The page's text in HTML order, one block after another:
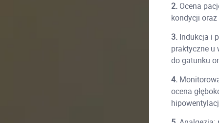
2.Ocena
kondycji
3.Indukcja i
praktyczne u
do gatunku
4.
ocena